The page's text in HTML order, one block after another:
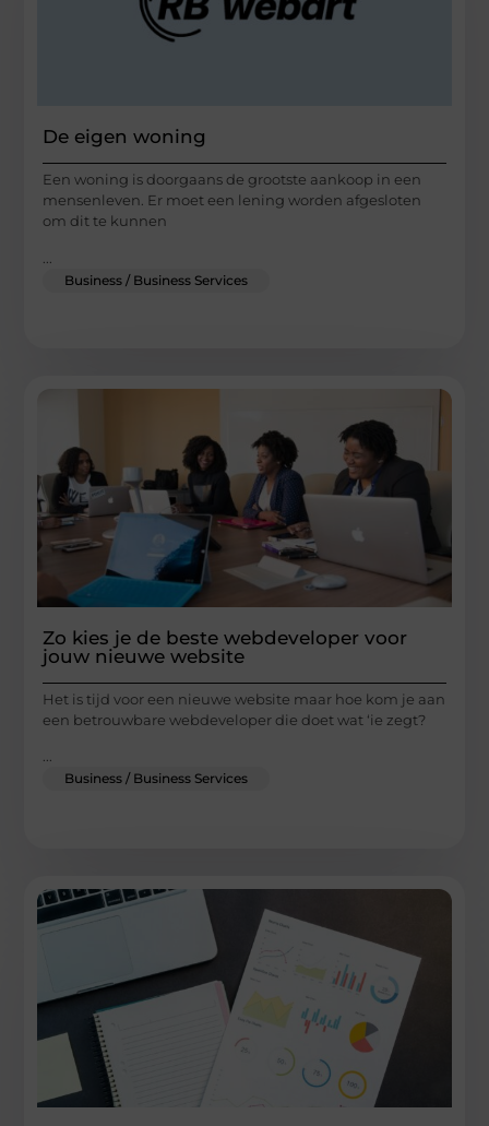
De eigen woning
Een woning is doorgaans de grootste aankoop in een
mensenleven. Er moet een lening worden afgesloten
om dit te kunnen
Business / Business Services
Zo kies je de beste webdeveloper voor
jouw nieuwe website
Het is tijd voor een nieuwe website maar hoe kom je aan
een betrouwbare webdeveloper die doet wat ‘ie zegt?
Business / Business Services